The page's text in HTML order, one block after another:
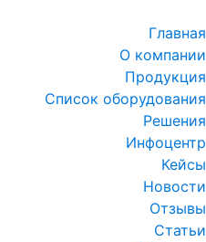
Главная
О компании
Продукция
Список оборудования
Решения
Инфоцентр
Кейсы
Новости
Отзывы
Статьи